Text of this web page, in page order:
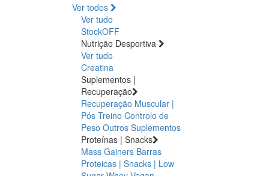
Ver todos
Ver tudo
StockOFF
Nutrição Desportiva
Ver tudo
Creatina
Suplementos |
Recuperação
Recuperação Muscular |
Pós Treino Controlo de
Peso Outros Suplementos
Proteínas | Snacks
Mass Gainers Barras
Proteicas | Snacks | Low